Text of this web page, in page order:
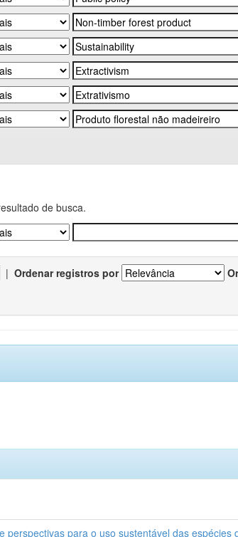
de busca.
| Ordenar registros por
perspectivas para o uso sustentável das espécies